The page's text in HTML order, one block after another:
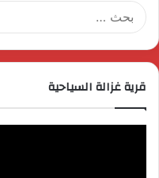
قرية غزالة السياحية